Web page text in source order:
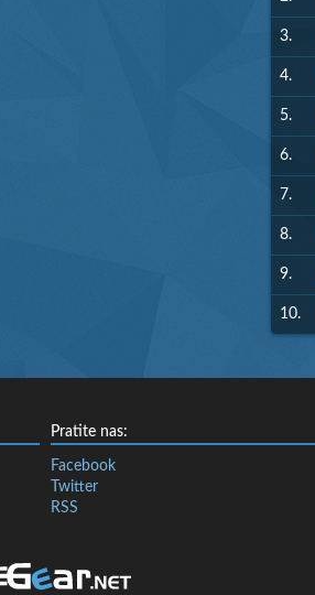
3.
4.
5.
6.
7.
8.
9.
10.
Pratite nas:
Facebook
Twitter
RSS